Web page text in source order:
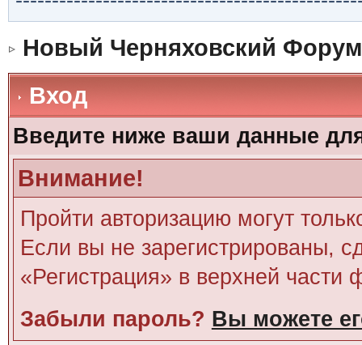
Новый Черняховский Форум
Вход
Введите ниже ваши данные
Внимание!
Пройти авторизацию могут
Если вы не зарегистрированы,
«Регистрация» в верхней части
Забыли пароль? Вы можете